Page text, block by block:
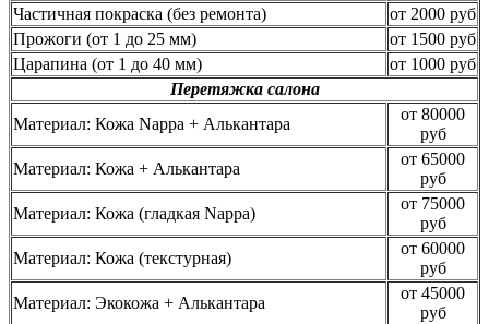
Частичная покраска (без ремонта)
от 2000 руб
Прожоги (от 1 до 25 мм)
от 1500 руб
Царапина (от 1 до 40 мм)
от 1000 руб
Перетяжка салона
Материал: Кожа Nappa + Алькантара
от 80000
руб
Материал: Кожа + Алькантара
от 65000
руб
Материал: Кожа (гладкая Nappa)
от 75000
руб
Материал: Кожа (текстурная)
от 60000
руб
Материал: Экокожа + Алькантара
от 45000
руб